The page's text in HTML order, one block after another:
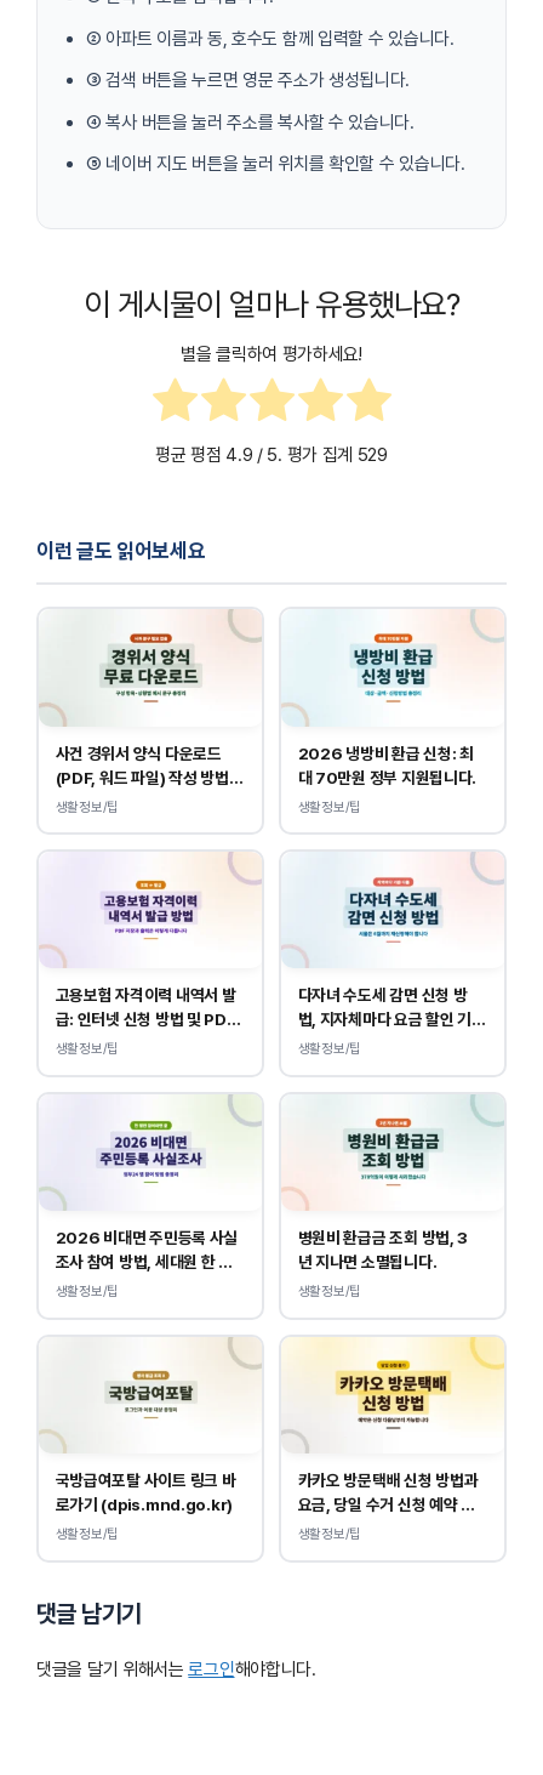
② 아파트 이름과 동, 호수도 함께 입력할 수 있습니다.
③ 검색 버튼을 누르면 영문 주소가 생성됩니다.
④ 복사 버튼을 눌러 주소를 복사할 수 있습니다.
⑤ 네이버 지도 버튼을 눌러 위치를 확인할 수 있습니다.
이 게시물이 얼마나 유용했나요?
별을 클릭하여 평가하세요!
평균 평점 4.9 / 5. 평가 집계 529
이런 글도 읽어보세요
사건 경위서 양식 다운로드
(PDF, 워드 파일) 작성 방법
및 예시
생활정보/팁
2026 냉방비 환급 신청: 최
대 70만원 정부 지원됩니다.
생활정보/팁
고용보험 자격이력 내역서 발
급: 인터넷 신청 방법 및 PDF
양식 출력
생활정보/팁
다자녀 수도세 감면 신청 방
법, 지자체마다 요금 할인 기준
이 다릅니다.
생활정보/팁
2026 비대면 주민등록 사실
조사 참여 방법, 세대원 한 명
만 하면 됩니다.
생활정보/팁
병원비 환급금 조회 방법, 3
년 지나면 소멸됩니다.
생활정보/팁
국방급여포탈 사이트 링크 바
로가기 (dpis.mnd.go.kr)
생활정보/팁
카카오 방문택배 신청 방법과
요금, 당일 수거 신청 예약 안
내
생활정보/팁
댓글 남기기
댓글을 달기 위해서는로그인해야합니다.